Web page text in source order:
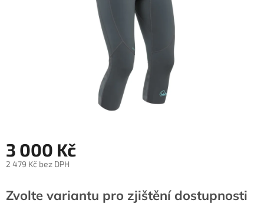
3 000 Kč
2 479 Kč bez DPH
cena:
Zvolte variantu